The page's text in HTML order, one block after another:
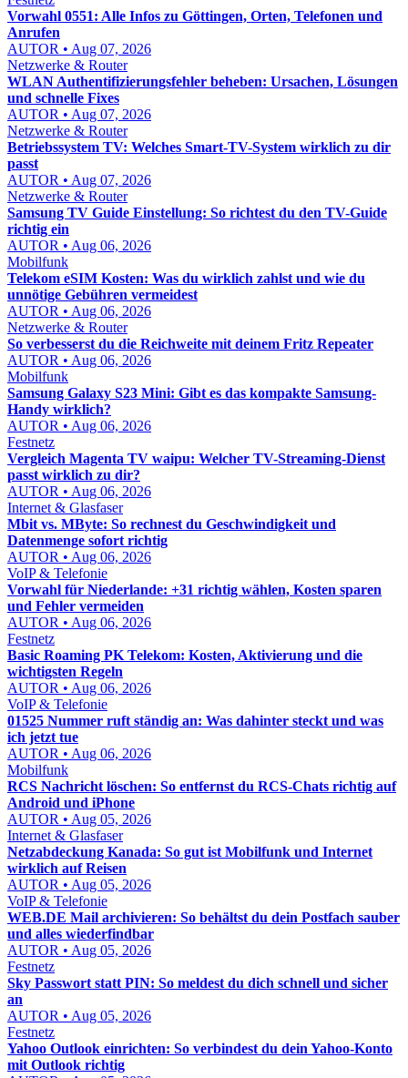
Vorwahl 0551: Alle Infos zu Göttingen, Orten, Telefonen und
Anrufen
AUTOR • Aug 07, 2026
Netzwerke & Router
WLAN Authentifizierungsfehler beheben: Ursachen, Lösungen
und schnelle Fixes
AUTOR • Aug 07, 2026
Netzwerke & Router
Betriebssystem TV: Welches Smart-TV-System wirklich zu dir
passt
AUTOR • Aug 07, 2026
Netzwerke & Router
Samsung TV Guide Einstellung: So richtest du den TV-Guide
richtig ein
AUTOR • Aug 06, 2026
Mobilfunk
Telekom eSIM Kosten: Was du wirklich zahlst und wie du
unnötige Gebühren vermeidest
AUTOR • Aug 06, 2026
Netzwerke & Router
So verbesserst du die Reichweite mit deinem Fritz Repeater
AUTOR • Aug 06, 2026
Mobilfunk
Samsung Galaxy S23 Mini: Gibt es das kompakte Samsung-
Handy wirklich?
AUTOR • Aug 06, 2026
Festnetz
Vergleich Magenta TV waipu: Welcher TV-Streaming-Dienst
passt wirklich zu dir?
AUTOR • Aug 06, 2026
Internet & Glasfaser
Mbit vs. MByte: So rechnest du Geschwindigkeit und
Datenmenge sofort richtig
AUTOR • Aug 06, 2026
VoIP & Telefonie
Vorwahl für Niederlande: +31 richtig wählen, Kosten sparen
und Fehler vermeiden
AUTOR • Aug 06, 2026
Festnetz
Basic Roaming PK Telekom: Kosten, Aktivierung und die
wichtigsten Regeln
AUTOR • Aug 06, 2026
VoIP & Telefonie
01525 Nummer ruft ständig an: Was dahinter steckt und was
ich jetzt tue
AUTOR • Aug 06, 2026
Mobilfunk
RCS Nachricht löschen: So entfernst du RCS-Chats richtig auf
Android und iPhone
AUTOR • Aug 05, 2026
Internet & Glasfaser
Netzabdeckung Kanada: So gut ist Mobilfunk und Internet
wirklich auf Reisen
AUTOR • Aug 05, 2026
VoIP & Telefonie
WEB.DE Mail archivieren: So behältst du dein Postfach sauber
und alles wiederfindbar
AUTOR • Aug 05, 2026
Festnetz
Sky Passwort statt PIN: So meldest du dich schnell und sicher
an
AUTOR • Aug 05, 2026
Festnetz
Yahoo Outlook einrichten: So verbindest du dein Yahoo-Konto
mit Outlook richtig